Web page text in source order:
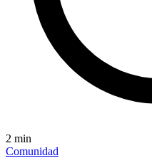
2 min
Comunidad